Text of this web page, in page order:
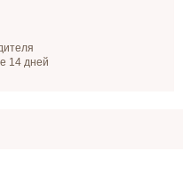
14 дней